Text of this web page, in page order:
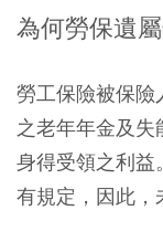
為何勞保遺
勞工保險被保險
之老年年金及
身得受領之利益
有規定，因此，